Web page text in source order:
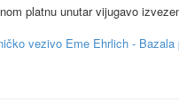
platnu unutar vijugavo
vezivo Eme Ehrlich -